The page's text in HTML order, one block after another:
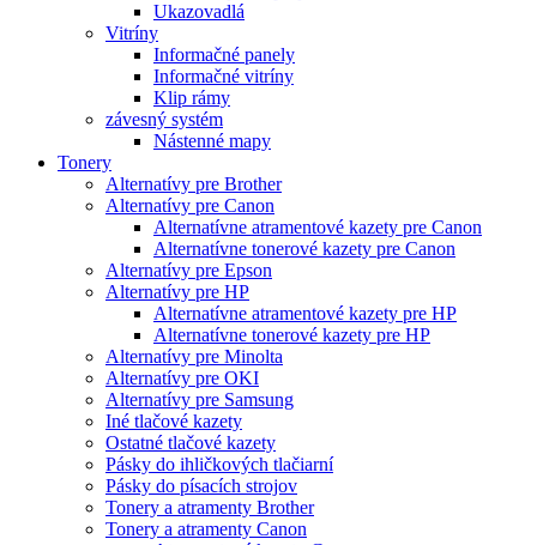
Ukazovadlá
Vitríny
Informačné panely
Informačné vitríny
Klip rámy
závesný systém
Nástenné mapy
Tonery
Alternatívy pre Brother
Alternatívy pre Canon
Alternatívne atramentové kazety pre Canon
Alternatívne tonerové kazety pre Canon
Alternatívy pre Epson
Alternatívy pre HP
Alternatívne atramentové kazety pre HP
Alternatívne tonerové kazety pre HP
Alternatívy pre Minolta
Alternatívy pre OKI
Alternatívy pre Samsung
Iné tlačové kazety
Ostatné tlačové kazety
Pásky do ihličkových tlačiarní
Pásky do písacích strojov
Tonery a atramenty Brother
Tonery a atramenty Canon